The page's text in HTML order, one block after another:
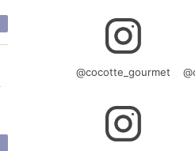
@cocotte_gourmet